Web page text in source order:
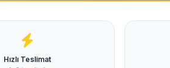
Hızlı Teslimat